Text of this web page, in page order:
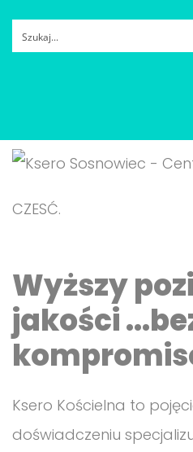
CZESĆ.
Wyższy
jakości
Ksero Kościelna to
doświadczeniu